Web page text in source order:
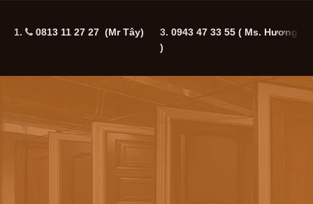
1. 0813 11 27 27 (Mr Tây) 3. 0943 47 33 55 ( Ms. Hương
)